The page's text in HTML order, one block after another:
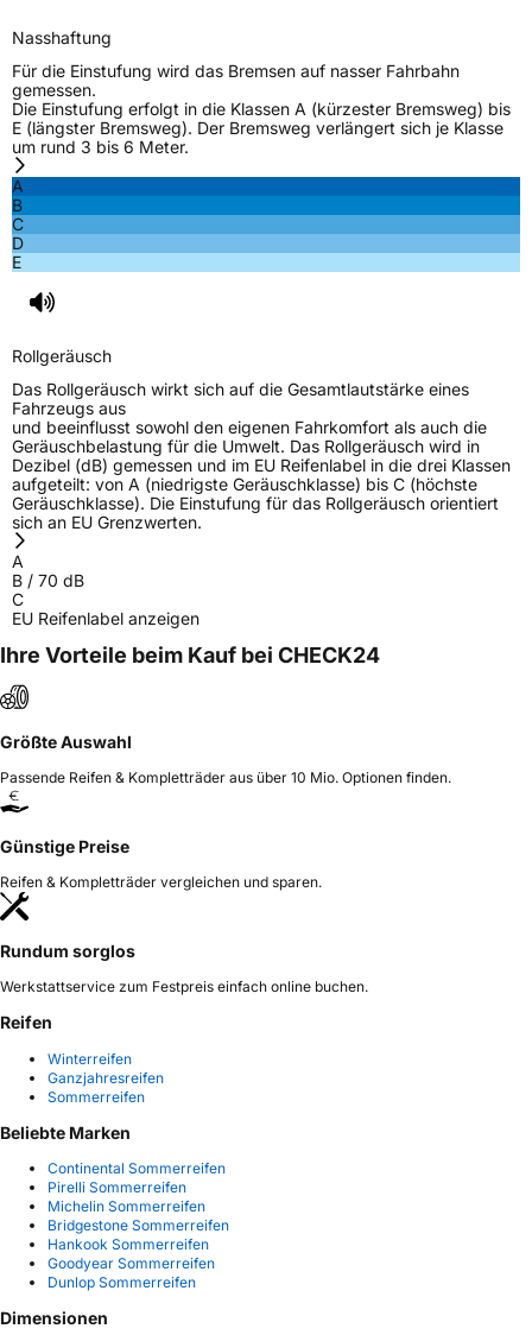
Nasshaftung
Rollgeräusch (Klasse)
Rollgeräusch (dB)70
EPREL ID
Allgemeine Produktsicherheit (GPSR)
HerstellerkontaktBRIDGESTONE EU NV/SA, Via del Fosso del
market.surveillance@bridgestone.eu
Nasshaftung
Für die Einstufung wird das Bremsen auf nasser Fahrbahn
gemessen.
Die Einstufung erfolgt in die Klassen A (kürzester Bremsweg) bis
E (längster Bremsweg). Der Bremsweg verlängert sich je Klasse
um rund 3 bis 6 Meter.
A
B
C
D
E
Rollgeräusch
Das Rollgeräusch wirkt sich auf die Gesamtlautstärke eines
Fahrzeugs aus
und beeinflusst sowohl den eigenen Fahrkomfort als auch die
Geräuschbelastung für die Umwelt. Das Rollgeräusch wird in
Dezibel (dB) gemessen und im EU Reifenlabel in die drei Klassen
aufgeteilt: von A (niedrigste Geräuschklasse) bis C (höchste
Geräuschklasse). Die Einstufung für das Rollgeräusch orientiert
sich an EU Grenzwerten.
A
B / 70 dB
C
EU Reifenlabel anzeigen
Ihre Vorteile beim Kauf bei CHECK24
Größte Auswahl
Passende Reifen & Kompletträder aus über 10 Mio. Optionen finden.
Günstige Preise
Reifen & Kompletträder vergleichen und sparen.
Rundum sorglos
Werkstattservice zum Festpreis einfach online buchen.
Reifen
Winterreifen
Ganzjahresreifen
Sommerreifen
Beliebte Marken
Continental Sommerreifen
Pirelli Sommerreifen
Michelin Sommerreifen
Bridgestone Sommerreifen
Hankook Sommerreifen
Goodyear Sommerreifen
Dunlop Sommerreifen
Dimensionen